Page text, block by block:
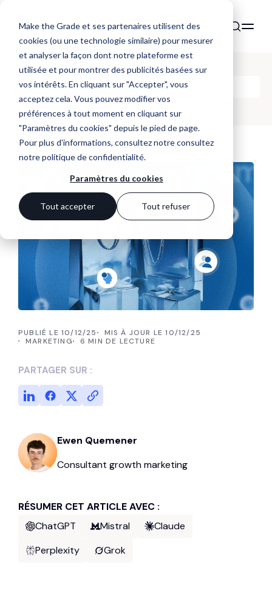
Make the Grade et ses partenaires utilisent des
cookies (ou une technologie similaire) pour mesurer
et analyser la façon dont notre plateforme est
utilisée et pour montrer des publicités basées sur
vos intérêts. En cliquant sur "Accepter", vous
acceptez cela. Vous pouvez modifier vos
préférences à tout moment en cliquant sur
"Paramètres du cookies" depuis le pied de page.
Pour plus d'informations, consultez notreconsultez
notre politique de confidentialité.
Paramètres du cookies
Tout accepter Tout refuser
Make the Noise
Tous Website Marketing HubSpot
PUBLIÉ LE 10/12/25
MIS À JOUR LE 10/12/25
MARKETING
6 MIN DE LECTURE
PARTAGER SUR :
Ewen Quemener
Consultant growth marketing
RÉSUMER CET ARTICLE AVEC :
ChatGPT
Mistral
Claude
Perplexity
Grok